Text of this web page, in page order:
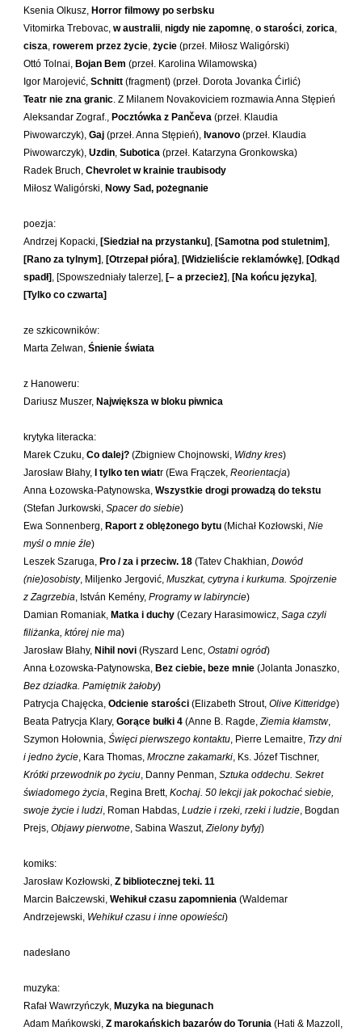
Kosiorowski Zbigniew
Kryszak Janusz
Księżyk Jarosław
Kuźnicki Sławomir
Kyrcz Jr Kazimierz
Latawiec Bogusława
Laufer Paweł
Le Men Yvon
Lech Joanna
Lenc Ryszard
Lime Franciszek
Liskowacki Artur Daniel
Lisowski Krzysztof
Maj Marek
Majzel Tomasz
Malzahn Miłka O.
Masłowiecka Agnieszka
Maślanek Jarosław
Matlachowska-Pala Joanna
Michałowski Piotr
Mickiewicz Anna Maria
Mieczysłavsky Rafał
Mirahina Agnieszka
Mrozek Mirosław
Muszer Dariusz
Niewrzęda Krzysztof
Nowakowska Ewa Elżbieta
Nowakowski Cezary
Obrąpalska Grażyna
Olsińska Halszka
Orzeł Paweł
Pacukiewicz Marek
Pawłowski Jakub Michał
Pietrzak Tomasz
Pląder Halina
Ksenia Olkusz, Horror filmowy po serbsku
Vitomirka Trebovac, w australii, nigdy nie zapomnę, o starości, zorica,
cisza, rowerem przez życie, życie(przeł. Miłosz Waligórski)
Ottó Tolnai, Bojan Bem (przeł. Karolina Wilamowska)
Igor Marojević, Schnitt(fragment) (przeł. Dorota Jovanka Ćirlić)
Teatr nie zna granic. Z Milanem Novakoviciem rozmawia Anna Stępień
Aleksandar Zograf., Pocztówka z Pančeva(przeł. Klaudia
Piwowarczyk), Gaj(przeł. Anna Stępień), Ivanovo(przeł. Klaudia
Piwowarczyk), Uzdin, Subotica(przeł. Katarzyna Gronkowska)
Radek Bruch, Chevrolet w krainie traubisody
Miłosz Waligórski, Nowy Sad, pożegnanie
poezja:
Andrzej Kopacki, [Siedział na przystanku] , [Samotna pod stuletnim] ,
[Rano za tylnym] , [Otrzepał pióra] , [Widzieliście reklamówkę] , [Odkąd
spadł] , [Spowszedniały talerze], [– a przecież] , [Na końcu języka] ,
[Tylko co czwarta]
ze szkicowników:
Marta Zelwan, Śnienie świata
z Hanoweru:
Dariusz Muszer, Największa w bloku piwnica
krytyka literacka:
Marek Czuku, Co dalej?(Zbigniew Chojnowski, Widny kres)
Jarosław Błahy,
I tylko ten wiatr (Ewa Frączek, Reorientacja)
Anna Łozowska-Patynowska, Wszystkie drogi prowadzą do tekstu
(Stefan Jurkowski, Spacer do siebie)
Ewa Sonnenberg, Raport z oblężonego bytu(Michał Kozłowski, Nie
myśl o mnie źle)
Leszek Szaruga, Pro / za i przeciw. 18(Tatev Chakhian, Dowód
(nie)osobisty, Miljenko Jergović, Muszkat, cytryna i kurkuma. Spojrzenie
z Zagrzebia, István Kemény, Programy w labiryncie)
Damian Romaniak, Matka i duchy(Cezary Harasimowicz, Saga czyli
filiżanka, której nie ma)
Jarosław Błahy, Nihil novi(Ryszard Lenc, Ostatni ogród)
Anna Łozowska-Patynowska, Bez ciebie, beze mnie(Jolanta Jonaszko,
Bez dziadka. Pamiętnik żałoby)
Patrycja Chajęcka, Odcienie starości(Elizabeth Strout, Olive Kitteridge)
Beata Patrycja Klary, Gorące bułki 4(Anne B. Ragde,Ziemia kłamstw,
Szymon Hołownia, Święci pierwszego kontaktu, Pierre Lemaitre, Trzy dni
i jedno życie, Kara Thomas, Mroczne zakamarki, Ks. Józef Tischner,
Krótki przewodnik po życiu, Danny Penman, Sztuka oddechu. Sekret
świadomego życia, Regina Brett, Kochaj. 50 lekcji jak pokochać siebie,
swoje życie i ludzi, Roman Habdas, Ludzie i rzeki, rzeki i ludzie, Bogdan
Prejs, Objawy pierwotne, Sabina Waszut,Zielony byfyj)
komiks:
Jarosław Kozłowski, Z bibliotecznej teki. 11
Marcin Bałczewski, Wehikuł czasu zapomnienia(Waldemar
Andrzejewski, Wehikuł czasu i inne opowieści)
nadesłano
muzyka:
Rafał Wawrzyńczyk, Muzyka na biegunach
Adam Mańkowski, Z marokańskich bazarów do Torunia(Hati & Mazzoll,